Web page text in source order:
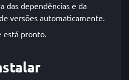
das dependências e da
versões automaticamente.
está pronto.